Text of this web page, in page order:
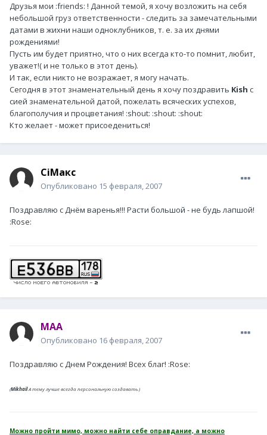
Друзья мои :friends: ! Данной темой, я хочу возложить на себя
небольшой груз ответственности - следить за замечательными
датами в жихни наши одноклубников, т. е. за их днями
рождениями!
Пусть им будет приятно, что о них всегда кто-то помнит, любит,
уважет!( и не только в этот день).
И так, если никто не возражает, я могу начать.
Сегодня в этот знаменательный день я хочу поздравить Kish с
сией знаменательной датой, пожелать всяческих успехов,
благополучия и процветания! :shout: :shout: :shout:
Кто желает - может присоедениться!
CiМакс
Опубликовано 15 февраля, 2007
Поздравляю с Днём варенья!!! Расти большой - не будь лапшой!
:Rose:
MAA
Опубликовано 16 февраля, 2007
Поздравляю с Днем Рождения! Всех благ! :Rose:
(MikhailА тему лучше всегда персональную создавать.)
Можно пройти мимо, можно найти себе оправдание, а можно